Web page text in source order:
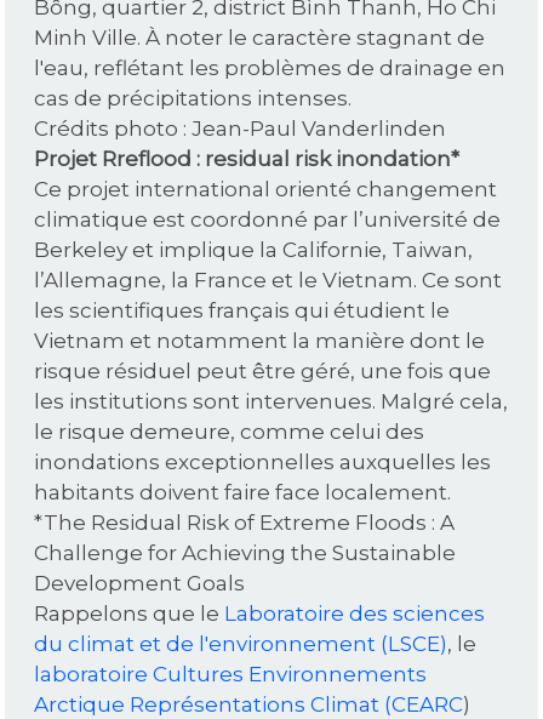
Bông, quartier 2, district Bình Thanh, Ho Chi
Minh Ville. À noter le caractère stagnant de
l'eau, reflétant les problèmes de drainage en
cas de précipitations intenses.
Crédits photo : Jean-Paul Vanderlinden
Projet Rreflood : residual risk inondation*
Ce projet international orienté changement
climatique est coordonné par l’université de
Berkeley et implique la Californie, Taiwan,
l’Allemagne, la France et le Vietnam. Ce sont
les scientifiques français qui étudient le
Vietnam et notamment la manière dont le
risque résiduel peut être géré, une fois que
les institutions sont intervenues. Malgré cela,
le risque demeure, comme celui des
inondations exceptionnelles auxquelles les
habitants doivent faire face localement.
*The Residual Risk of Extreme Floods : A
Challenge for Achieving the Sustainable
Development Goals
Rappelons que le Laboratoire des sciences
du climat et de l'environnement (LSCE), le
laboratoire Cultures Environnements
Arctique Représentations Climat (CEARC)